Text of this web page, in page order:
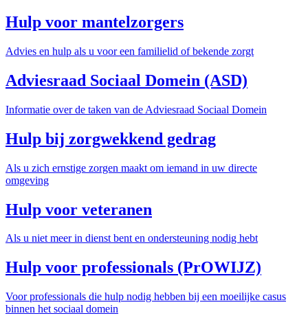
Hulp voor mantelzorgers
Advies en hulp als u voor een familielid of bekende zorgt
Adviesraad Sociaal Domein (ASD)
Informatie over de taken van de Adviesraad Sociaal Domein
Hulp bij zorgwekkend gedrag
Als u zich ernstige zorgen maakt om iemand in uw directe
omgeving
Hulp voor veteranen
Als u niet meer in dienst bent en ondersteuning nodig hebt
Hulp voor professionals (PrOWIJZ)
Voor professionals die hulp nodig hebben bij een moeilijke casus
binnen het sociaal domein